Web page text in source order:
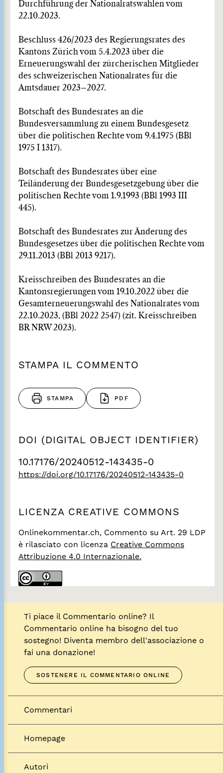
Durchführung der Nationalratswahlen vom
22.10.2023.
Beschluss 426/2023 des Regierungsrates des
Kantons Zürich vom 5.4.2023 über die
Erneuerungswahl der zürcherischen Mitglieder
des schweizerischen Nationalrates für die
Amtsdauer 2023–2027.
Botschaft des Bundesrates an die
Bundesversammlung zu einem Bundesgesetz
über die politischen Rechte vom 9.4.1975 (BBl
1975 I 1317).
Botschaft des Bundesrates über eine
Teiländerung der Bundesgesetzgebung über die
politischen Rechte vom 1.9.1993 (BBl 1993 III
445).
Botschaft des Bundesrates zur Änderung des
Bundesgesetzes über die politischen Rechte vom
29.11.2013 (BBl 2013 9217).
Kreisschreiben des Bundesrates an die
Kantonsregierungen vom 19.10.2022 über die
Gesamterneuerungswahl des Nationalrates vom
22.10.2023, (BBl 2022 2547) (zit. Kreisschreiben
BR NRW 2023).
STAMPA IL COMMENTO
STAMPA PDF
DOI (DIGITAL OBJECT IDENTIFIER)
10.17176/20240512-143435-0
https://doi.org/10.17176/20240512-143435-0
LICENZA CREATIVE COMMONS
Onlinekommentar.ch, Commento su Art. 29 LDP
è rilasciato con licenza Creative Commons
Attribuzione 4.0 Internazionale.
Ti piace il Commentario online? Il
Commentario online ha bisogno del tuo
sostegno! Diventa membro dell'associazione o
fai una donazione!
SOSTENERE IL COMMENTARIO ONLINE
Commentari
Homepage
Autori